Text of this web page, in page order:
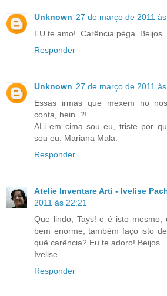
Unknown 27 de março de 2011
EU te amo!. Carência péga. Beijos
Responder
Unknown 27 de março de 2011
Essas irmas que mexem no
conta, hein..?!
ALi em cima sou eu, triste por
sou eu. Mariana Mala.
Responder
Atelie Inventare Arti - Ivelise
2011 às 22:21
Que lindo, Tays! e é isto mesmo,
bem enorme, também faço isto
quê carência? Eu te adoro! Beijos
Ivelise
Responder